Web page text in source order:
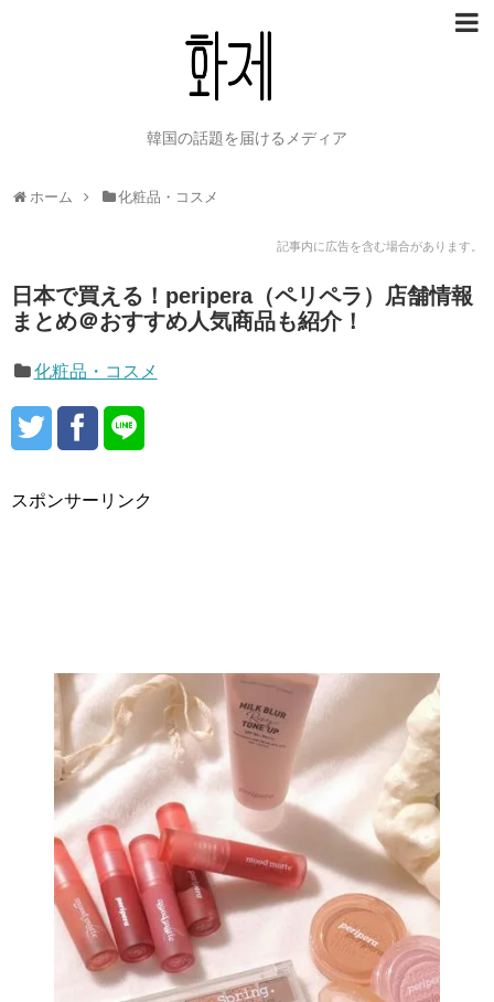
韓国の話題を届けるメディア
ホーム 化粧品・コスメ
記事内に広告を含む場合があります。
日本で買える！peripera（ペリペラ）店舗情報
まとめ＠おすすめ人気商品も紹介！
化粧品・コスメ
スポンサーリンク